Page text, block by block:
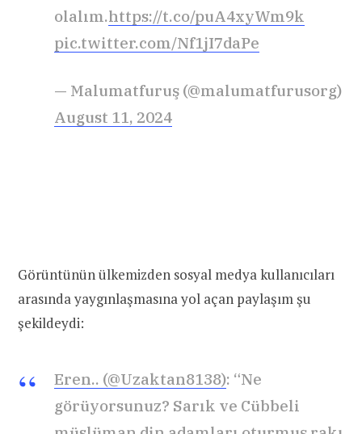
olalım.https://t.co/puA4xyWm9k
pic.twitter.com/Nf1jI7daPe
— Malumatfuruş (@malumatfurusorg)
August 11, 2024
Görüntünün ülkemizden sosyal medya kullanıcıları
arasında yaygınlaşmasına yol açan paylaşım şu
şekildeydi:
Eren.. (@Uzaktan8138): “Ne
görüyorsunuz? Sarık ve Cübbeli